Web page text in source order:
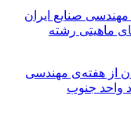
صنایع ایران
ماهیتی رشته
از هفته‌ی مهندسی
واحد جنوب